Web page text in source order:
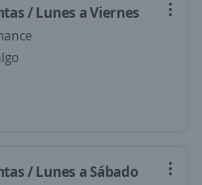
/ Lunes a Viernes
/ Lunes a Sábado